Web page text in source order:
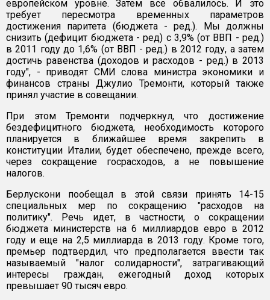
европейском уровне. Затем все обвалилось. И это
требует пересмотра временных параметров
достижения паритета (бюджета - ред.). Мы должны
снизить (дефицит бюджета - ред) с 3,9% (от ВВП - ред.)
в 2011 году до 1,6% (от ВВП - ред.) в 2012 году, а затем
достичь равенства (доходов и расходов - ред.) в 2013
году", - приводят СМИ слова министра экономики и
финансов страны Джулио Тремонти, который также
принял участие в совещании.
При этом Тремонти подчеркнул, что достижение
бездефицитного бюджета, необходимость которого
планируется в ближайшее время закрепить в
конституции Италии, будет обеспечено, прежде всего,
через сокращение госрасходов, а не повышение
налогов.
Берлускони пообещал в этой связи принять 14-15
специальных мер по сокращению "расходов на
политику". Речь идет, в частности, о сокращении
бюджета министерств на 6 миллиардов евро в 2012
году и еще на 2,5 миллиарда в 2013 году. Кроме того,
премьер подтвердил, что предполагается ввести так
называемый "налог солидарности", затрагивающий
интересы граждан, ежегодный доход которых
превышает 90 тысяч евро.